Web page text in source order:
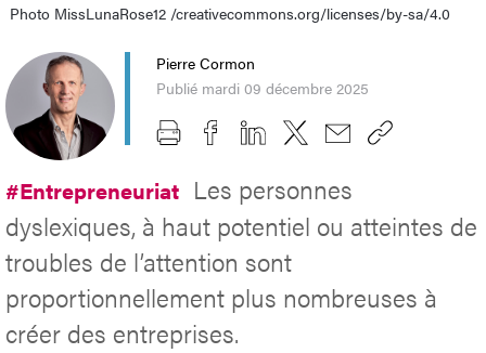
Photo MissLunaRose12 /creativecommons.org/licenses/by-sa/4.0
Pierre Cormon
Publié mardi 09 décembre 2025
#Entrepreneuriat Les personnes
dyslexiques, à haut potentiel ou atteintes de
troubles de l’attention sont
proportionnellement plus nombreuses à
créer des entreprises.